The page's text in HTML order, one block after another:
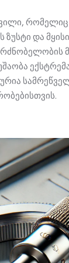
ცოდნის ბაზა
ჩატბოტი
ფორუმი
და
ჩვენს შესახებ
შესახებ
მენეჯმენტი
კონტაქტი
რომელიც
და